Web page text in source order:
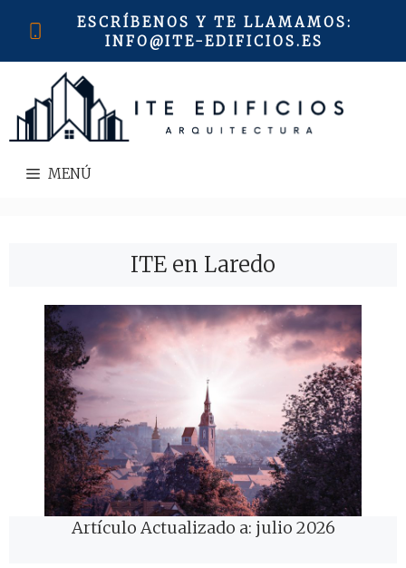
ESCRÍBENOS Y TE LLAMAMOS:
INFO@ITE-EDIFICIOS.ES
MENÚ
ITE en Laredo
Artículo Actualizado a: julio 2026